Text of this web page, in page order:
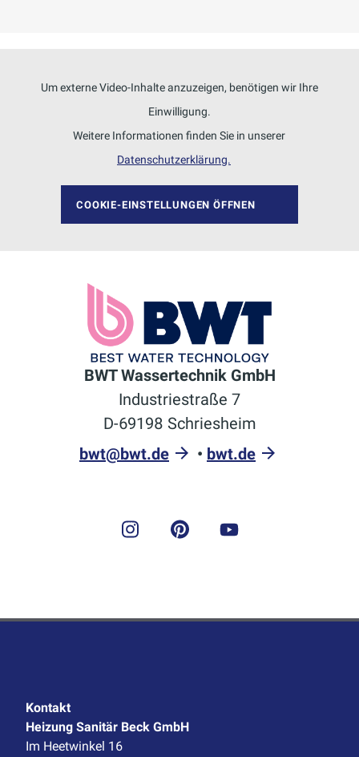
Um externe Video-Inhalte anzuzeigen, benötigen wir Ihre
Einwilligung.
Weitere Informationen finden Sie in unserer
Datenschutzerklärung.
COOKIE-EINSTELLUNGEN ÖFFNEN
BWT Wassertechnik GmbH
Industriestraße 7
D-69198 Schriesheim
bwt@bwt.de
• bwt.de
Kontakt
Heizung Sanitär Beck GmbH
Im Heetwinkel 16